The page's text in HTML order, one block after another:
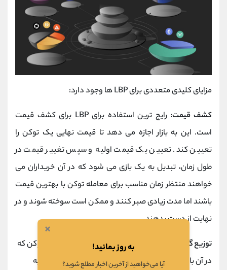
مزایای کلیدی متعددی برای LBP ها وجود دارد:
کشف قیمت:
رایج ترین استفاده برای LBP برای کشف قیمت
است. این به بازار اجازه می دهد تا قیمت نهایی یک توکن را
تعیین کند. تعیین یک قیمت اولیه و سپس تغییر قیمت در
طول زمان، تبدیل به یک بازی می شود که در آن خریداران می
خواهند منتظر زمان مناسب برای معامله توکن با بهترین قیمت
باشند اما مدت زیادی صبر کنند و ممکن است سوخته شوند و در
نهایت از دست بدهند.
توزیع گسترده تر:
برخلاف سایر مدل ها یا راه اندازی های توکن که
در آن بازی سرعت یا هزینه گس است، LBP ها می توانند به
×
به روز بمانید!
آیا می‌خواهید از آخرین اخبار مطلع شوید؟